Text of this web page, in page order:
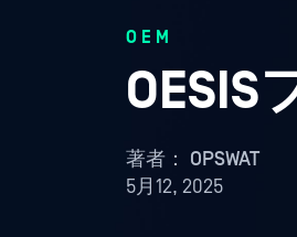
OEM
著者： OPSWAT
5月12, 2025